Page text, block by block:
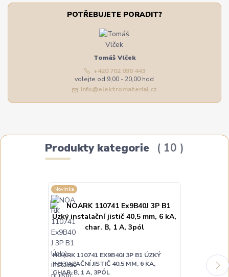
POTŘEBUJETE PORADIT?
Tomáš Vlček
+420 702 090 443
volejte od 9,00 - 20,00 hod
info@elektromaterial.cz
Produkty kategorie 10
Novinka
NOARK 110741 EX9B40J 3P B1 ÚZKÝ
INSTALAČNÍ JISTIČ 40,5 MM, 6 KA,
CHAR. B, 1 A, 3PÓL
NOARK
INSTALAČNÍ
CHAR. B, 2 A,